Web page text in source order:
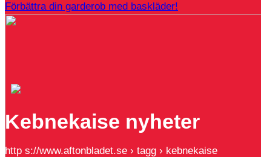
Förbättra din garderob med baskläder!
Kebnekaise nyheter
http s://www.aftonbladet.se › tagg › kebnekaise